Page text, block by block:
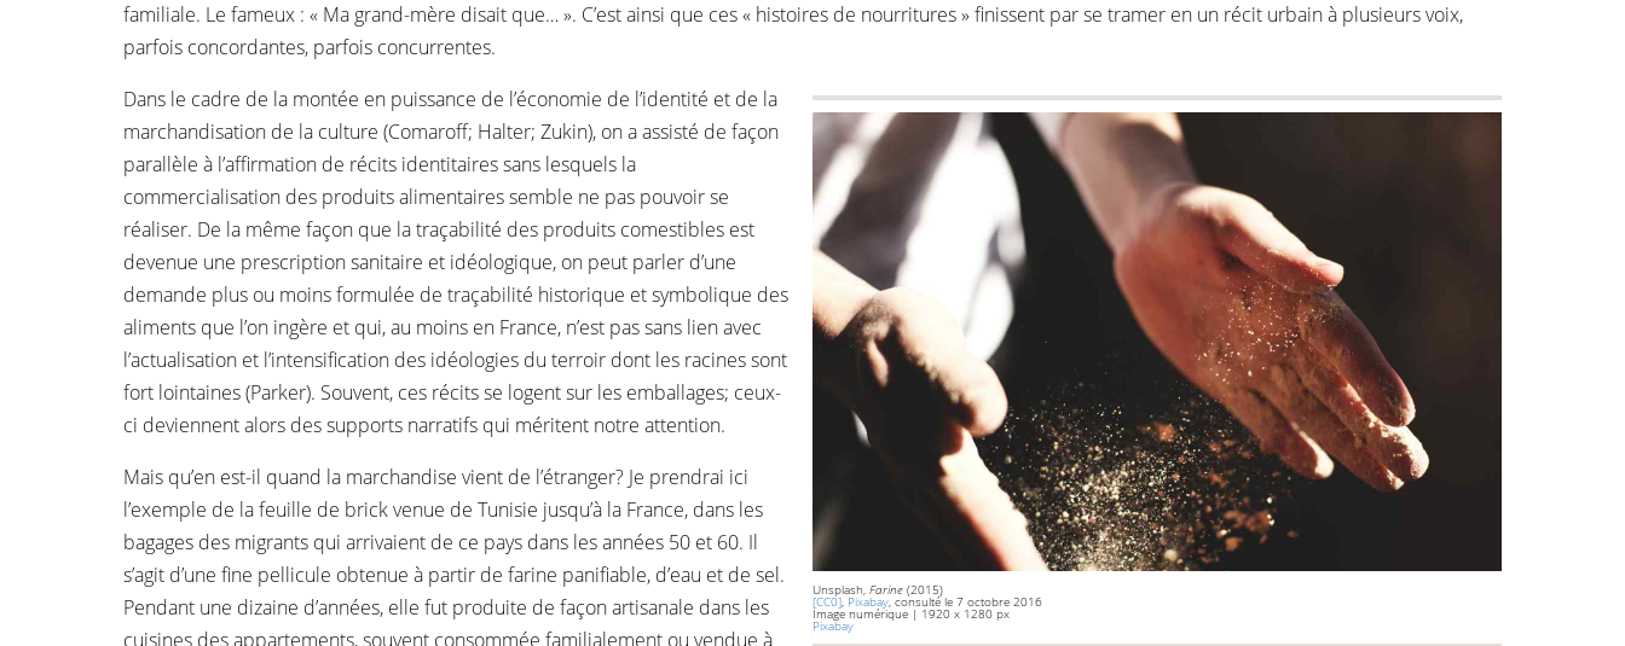
familiale. Le fameux : « Ma grand-mère disait que… ». C’est ainsi que ces « histoires de nourritures » finissent par se tramer en un récit urbain à plusieurs voix,
parfois concordantes, parfois concurrentes.
Unsplash, Farine (2015)
[CC0], Pixabay, consulté le 7 octobre 2016
Image numérique | 1920 x 1280 px
Pixabay
Dans le cadre de la montée en puissance de l’économie de l’identité et de la
marchandisation de la culture (Comaroff; Halter; Zukin), on a assisté de façon
parallèle à l’affirmation de récits identitaires sans lesquels la
commercialisation des produits alimentaires semble ne pas pouvoir se
réaliser. De la même façon que la traçabilité des produits comestibles est
devenue une prescription sanitaire et idéologique, on peut parler d’une
demande plus ou moins formulée de traçabilité historique et symbolique des
aliments que l’on ingère et qui, au moins en France, n’est pas sans lien avec
l’actualisation et l’intensification des idéologies du terroir dont les racines sont
fort lointaines (Parker). Souvent, ces récits se logent sur les emballages; ceux-
ci deviennent alors des supports narratifs qui méritent notre attention.
Mais qu’en est-il quand la marchandise vient de l’étranger? Je prendrai ici
l’exemple de la feuille de brick venue de Tunisie jusqu’à la France, dans les
bagages des migrants qui arrivaient de ce pays dans les années 50 et 60. Il
s’agit d’une fine pellicule obtenue à partir de farine panifiable, d’eau et de sel.
Pendant une dizaine d’années, elle fut produite de façon artisanale dans les
cuisines des appartements, souvent consommée familialement ou vendue à